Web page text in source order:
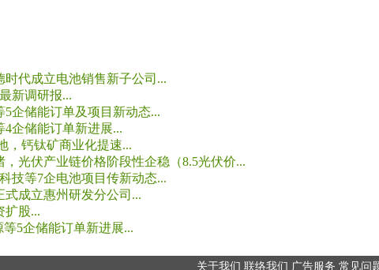
时代成立电池销售新子公司...
新调研报...
企储能订单及项目新动态...
4企储能订单新进展...
，钙钛矿商业化提速...
光伏产业链价格阶段性企稳（8.5光伏价...
技等7企电池项目传新动态...
成立惠州研发分公司...
扩股...
5企储能订单新进展...
关于我们 联络我们 广告服务 常见问